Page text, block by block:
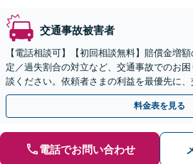
交通事故被害者
【電話相談可】【初回相談無料】賠償金増
定／過失割合の対立など、交通事故でのお
談ください。依頼者さまの利益を最優先に
たします【弁護士費用特約利用可】【神戸駅
料金表を見る
電話でお問い合わせ